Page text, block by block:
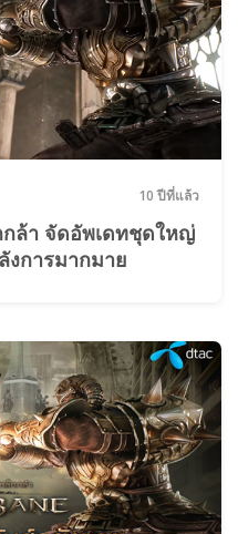
10 ปีที่แล้ว
กล้า จัดอัพเดทชุดใหญ่
การมากมาย